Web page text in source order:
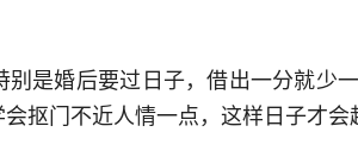
是婚后要过日子，借出一分就少
抠门不近人情一点，这样日子才会